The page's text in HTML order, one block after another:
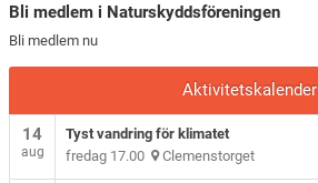
Bli medlem i Naturskyddsföreningen
Bli medlem nu
Aktivitetskalender
14
aug
Tyst vandring för klimatet
fredag 17.00 Clemenstorget